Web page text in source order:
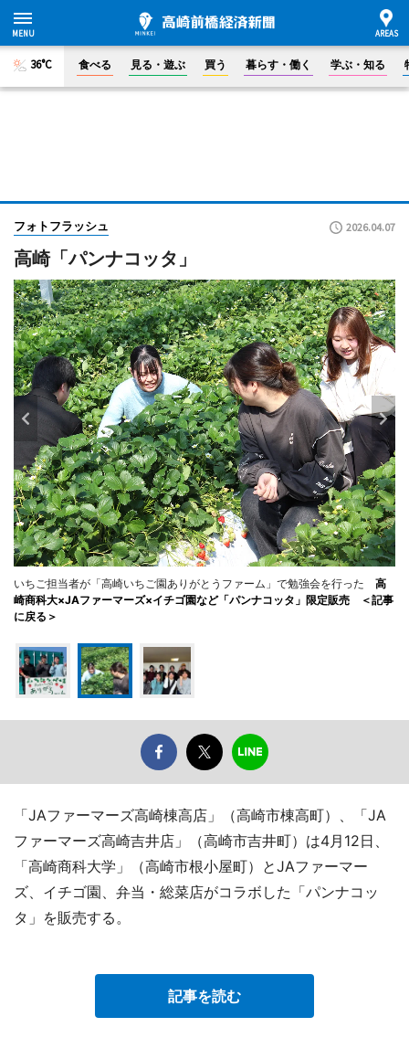
36°C 食べる 見る・遊ぶ 買う 暮らす・働く 学ぶ・知る
フォトフラッシュ 2026.04.07
高崎「パンナコッタ」
いちご担当者が「高崎いちご園ありがとうファーム」で勉強会を行った 高
崎商科大×JAファーマーズ×イチゴ園など「パンナコッタ」限定販売 ＜記事
に戻る＞
「JAファーマーズ高崎棟高店」（高崎市棟高町）、「JA
ファーマーズ高崎吉井店」（高崎市吉井町）は4月12日、
「高崎商科大学」（高崎市根小屋町）とJAファーマー
ズ、イチゴ園、弁当・総菜店がコラボした「パンナコッ
タ」を販売する。
記事を読む